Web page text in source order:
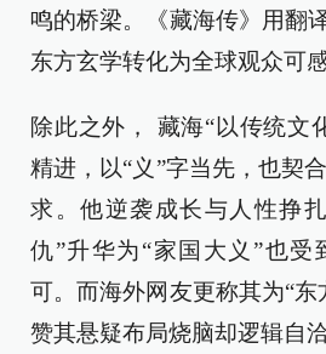
鸣的桥梁。《藏海传》用翻
东方玄学转化为全球观众可
除此之外， 藏海“以传统文
精进，以“义”字当先，也契
求。他逆袭成长与人性挣
仇”升华为“家国大义”也受
可。而海外网友更称其为“东
赞其悬疑布局烧脑却逻辑自洽